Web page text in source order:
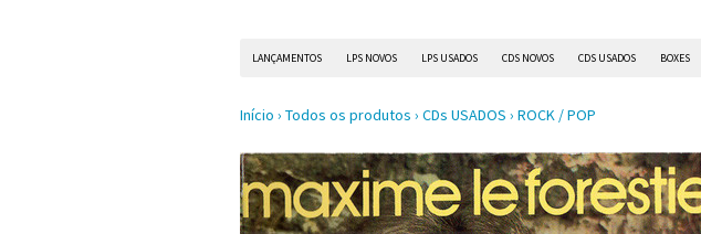
LANÇAMENTOS LPS NOVOS LPS USADOS CDS NOVOS CDS USADOS BOXES
Início › Todos os produtos › CDs USADOS › ROCK / POP